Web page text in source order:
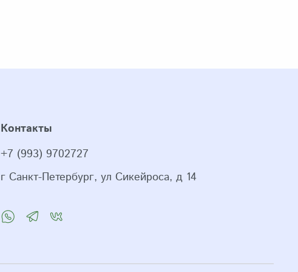
Контакты
+7 (993) 9702727
г Санкт-Петербург, ул Сикейроса, д 14